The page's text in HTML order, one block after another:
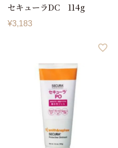
セキューラDC 114g
¥3,183